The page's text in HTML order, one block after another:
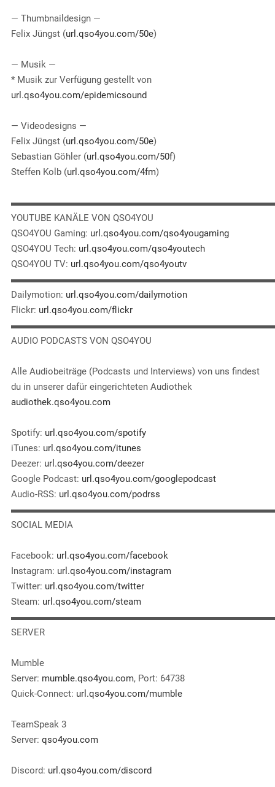
— Thumbnaildesign —
Felix Jüngst (url.qso4you.com/50e)
— Musik —
* Musik zur Verfügung gestellt von
url.qso4you.com/epidemicsound
— Videodesigns —
Felix Jüngst (url.qso4you.com/50e)
Sebastian Göhler (url.qso4you.com/50f)
Steffen Kolb (url.qso4you.com/4fm)
YOUTUBE KANÄLE VON QSO4YOU
QSO4YOU Gaming: url.qso4you.com/qso4yougaming
QSO4YOU Tech: url.qso4you.com/qso4youtech
QSO4YOU TV: url.qso4you.com/qso4youtv
Dailymotion: url.qso4you.com/dailymotion
Flickr: url.qso4you.com/flickr
AUDIO PODCASTS VON QSO4YOU
Alle Audiobeiträge (Podcasts und Interviews) von uns findest
du in unserer dafür eingerichteten Audiothek
audiothek.qso4you.com
Spotify: url.qso4you.com/spotify
iTunes: url.qso4you.com/itunes
Deezer: url.qso4you.com/deezer
Google Podcast: url.qso4you.com/googlepodcast
Audio-RSS: url.qso4you.com/podrss
SOCIAL MEDIA
Facebook: url.qso4you.com/facebook
Instagram: url.qso4you.com/instagram
Twitter: url.qso4you.com/twitter
Steam: url.qso4you.com/steam
SERVER
Mumble
Server: mumble.qso4you.com, Port: 64738
Quick-Connect: url.qso4you.com/mumble
TeamSpeak 3
Server: qso4you.com
Discord: url.qso4you.com/discord